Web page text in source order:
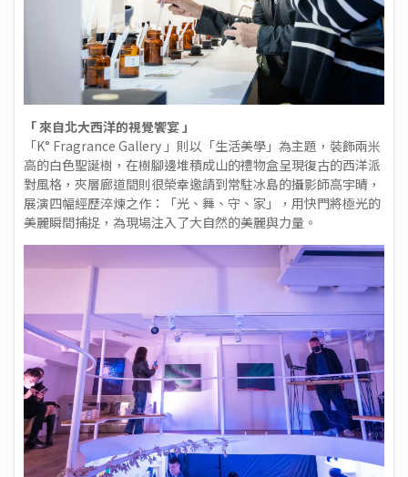
「 來自北大西洋的視覺饗宴 」
「K° Fragrance Gallery 」則以「生活美學」為主題，裝飾兩米
高的白色聖誕樹，在樹腳邊堆積成山的禮物盒呈現復古的西洋派
對風格，夾層廊道間則很榮幸邀請到常駐冰島的攝影師高宇晴，
展演四幅經歷淬煉之作：「光、舞、守、家」，用快門將極光的
美麗瞬間捕捉，為現場注入了大自然的美麗與力量。